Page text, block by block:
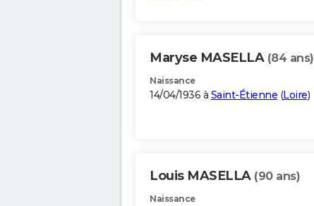
Maryse MASELLA (84 ans)
Naissance
14/04/1936 à Saint-Étienne (Loire)
Louis MASELLA (90 ans)
Naissance